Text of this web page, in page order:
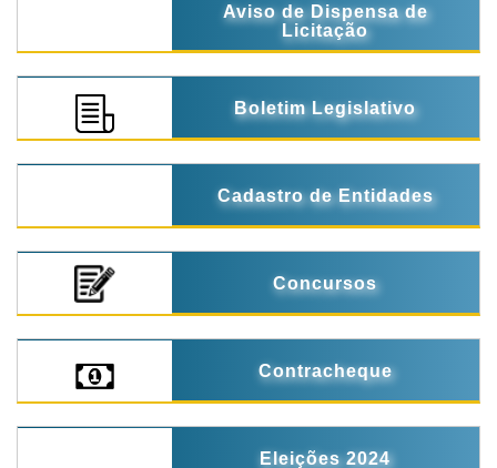
Aviso de Dispensa de
Licitação
Boletim Legislativo
Cadastro de Entidades
Concursos
Contracheque
Eleições 2024